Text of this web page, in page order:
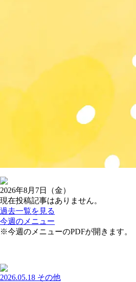
2026年8月7日（金）
現在投稿記事はありません。
過去一覧を見る
今週のメニュー
※今週のメニューのPDFが開きます。
2026.05.18 その他